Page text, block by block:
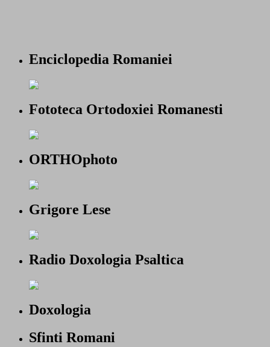
Enciclopedia Romaniei
Fototeca Ortodoxiei Romanesti
ORTHOphoto
Grigore Lese
Radio Doxologia Psaltica
Doxologia
Sfinti Romani